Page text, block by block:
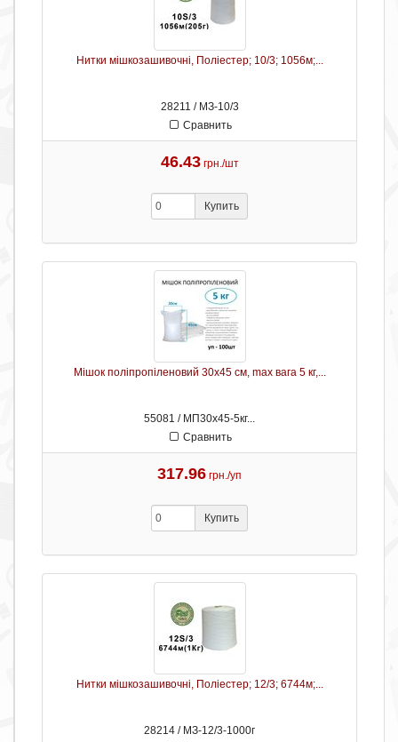
Нитки мішкозашивочні, Поліестер; 10/3; 1056м;...
28211 / МЗ-10/3
Сравнить
46.43 грн./шт
Купить
Мішок поліпропіленовий 30х45 см, max вага 5 кг,...
55081 / МП30х45-5кг...
Сравнить
317.96 грн./уп
Купить
Нитки мішкозашивочні, Поліестер; 12/3; 6744м;...
28214 / МЗ-12/3-1000г